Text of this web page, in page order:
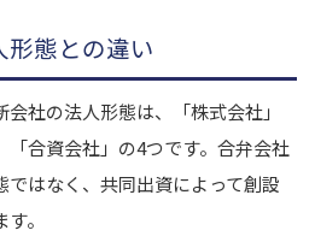
態との違い
社の法人形態は、「株式会社」
「合資会社」の4つです。合弁会社
ではなく、共同出資によって創設
。